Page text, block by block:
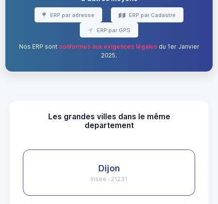
ERP par adresse ERP par Cadastre
ERP par GPS
Nos ERP sont conformes aux exigences légalesdu 1er Janvier
2025.
Les grandes villes dans le même
departement
Dijon
Insee : 21231